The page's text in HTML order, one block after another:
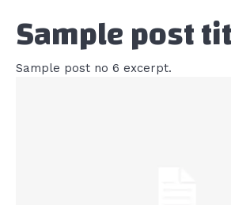
Sample post
Sample post no 6 excerpt.